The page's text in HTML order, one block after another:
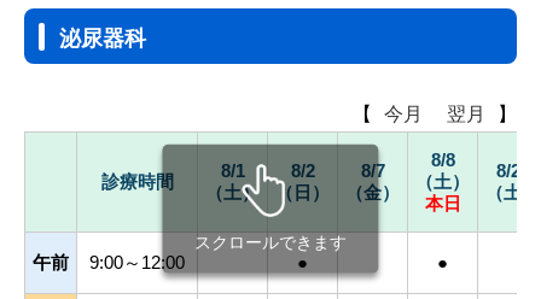
泌尿器科
【 今月 翌月 】
スクロールできます
診療時間
8/1
（土）
8/2
（日）
8/7
（金）
8/8
（土）
本日
8/22
（土）
午前 9:00～12:00 ● ●